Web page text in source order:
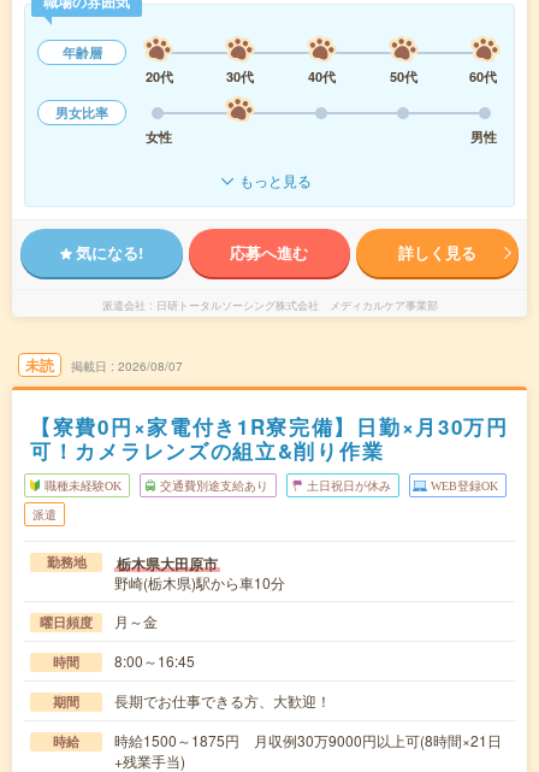
年齢層
20代
30代 40代 50代
60代
男女比率
女性
男性
もっと見る
気になる! 応募へ進む 詳しく見る
派遣会社 日研トータルソーシング株式会社 メディカルケア事業部
未読 掲載日 2026/08/07
【寮費0円×家電付き1R寮完備】日勤×月30万円
可！カメラレンズの組立&削り作業
職種未経験OK 交通費別途支給あり 土日祝日が休み WEB登録OK
派遣
勤務地 栃木県大田原市
野崎(栃木県)駅から車10分
曜日頻度 月～金
時間 8:00～16:45
期間 長期でお仕事できる方、大歓迎！
時給
時給1500～1875円 月収例30万9000円以上可(8時間×21日
+残業手当)